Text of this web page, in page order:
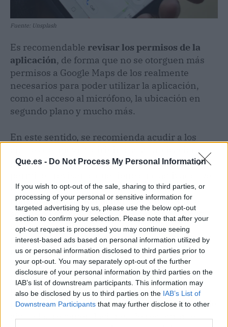
Que.es - Do Not Process My Personal Information
If you wish to opt-out of the sale, sharing to third parties, or
processing of your personal or sensitive information for
targeted advertising by us, please use the below opt-out
section to confirm your selection. Please note that after your
opt-out request is processed you may continue seeing
interest-based ads based on personal information utilized by
us or personal information disclosed to third parties prior to
your opt-out. You may separately opt-out of the further
disclosure of your personal information by third parties on the
IAB’s list of downstream participants. This information may
also be disclosed by us to third parties on the IAB’s List of
Downstream Participants that may further disclose it to other
Fuente: Unsplash
Es recomendable revisar los permisos de la
aplicación, de forma que no se otorguen más
permisos a Google Maps de los realmente
necesarios para poder utilizar la aplicación,
como el acceso al micrófono, la ubicación en
segundo plano y mucho más.
En este sentido, se recomienda acudir a los
ajustes del móvil y dirigirse a las aplicaciones
para luego seleccionar Google Maps, y en sus
esta manera, es posiblequitar el acceso
continuado a la ubicación, y establecer que
solo se ofrezca esta posibilidad cuando la app
está en uso. De esta manera, se mejora la
privacidad al no permitir que se rastree todo el
tiempo.
Otra función poco conocida, pero necesaria
para proteger tu privacidad, esdesactivar la
personalización basada en tu actividad. Google
ajusta las recomendaciones de restaurantes,